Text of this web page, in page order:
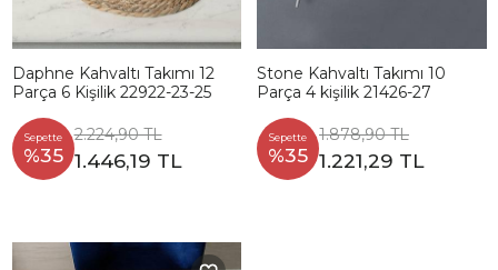
Daphne Kahvaltı Takımı 12
Parça 6 Kişilik 22922-23-25
Sepette
%35
2.224,90 TL
1.446,19 TL
Stone Kahvaltı Takımı 10
Parça 4 kişilik 21426-27
Sepette
%35
1.878,90 TL
1.221,29 TL